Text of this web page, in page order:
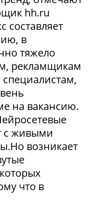
hh.ru
составляет
в
тяжело
рекламщикам
на вакансию.
с живыми
возникает
что в